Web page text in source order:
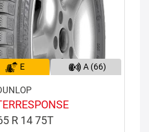
E A (66)
R 14 75T